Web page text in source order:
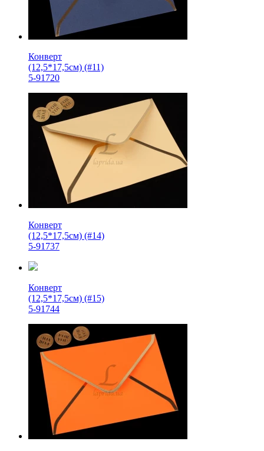
Конверт
(12,5*17,5см) (#11)
5-91720
Конверт
(12,5*17,5см) (#14)
5-91737
Конверт
(12,5*17,5см) (#15)
5-91744